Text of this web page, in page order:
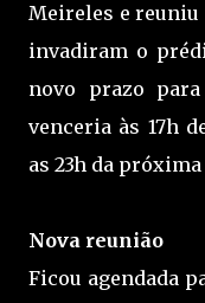
Meireles e reuniu
invadiram o
novo prazo
venceria às 17h
as 23h da
Nova reunião
Ficou agendada